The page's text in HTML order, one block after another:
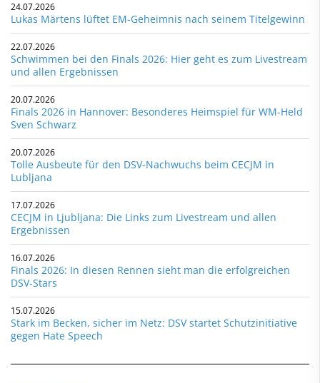
24.07.2026
Lukas Märtens lüftet EM-Geheimnis nach seinem Titelgewinn
22.07.2026
Schwimmen bei den Finals 2026: Hier geht es zum Livestream
und allen Ergebnissen
20.07.2026
Finals 2026 in Hannover: Besonderes Heimspiel für WM-Held
Sven Schwarz
20.07.2026
Tolle Ausbeute für den DSV-Nachwuchs beim CECJM in
Lubljana
17.07.2026
CECJM in Ljubljana: Die Links zum Livestream und allen
Ergebnissen
16.07.2026
Finals 2026: In diesen Rennen sieht man die erfolgreichen
DSV-Stars
15.07.2026
Stark im Becken, sicher im Netz: DSV startet Schutzinitiative
gegen Hate Speech